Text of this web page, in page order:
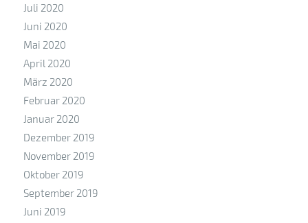
Juli 2020
Juni 2020
Mai 2020
April 2020
März 2020
Februar 2020
Januar 2020
Dezember 2019
November 2019
Oktober 2019
September 2019
Juni 2019